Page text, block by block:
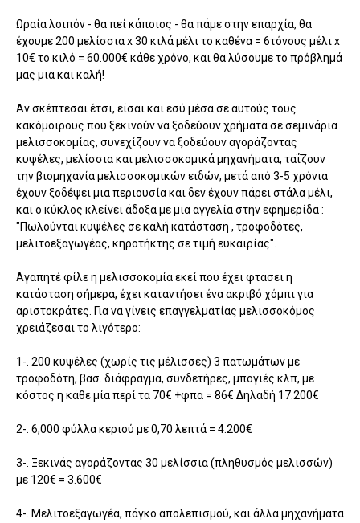
Ωραία λοιπόν - θα πεί κάποιος - θα πάμε στην επαρχία, θα
έχουμε 200 μελίσσια x 30 κιλά μέλι το καθένα = 6τόνους μέλι x
10€ το κιλό = 60.000€ κάθε χρόνο, και θα λύσουμε το πρόβλημά
μας μια και καλή!
Αν σκέπτεσαι έτσι, είσαι και εσύ μέσα σε αυτούς τους
κακόμοιρους που ξεκινούν να ξοδεύουν χρήματα σε σεμινάρια
μελισσοκομίας, συνεχίζουν να ξοδεύουν αγοράζοντας
κυψέλες, μελίσσια και μελισσοκομικά μηχανήματα, ταΐζουν
την βιομηχανία μελισσοκομικών ειδών, μετά από 3-5 χρόνια
έχουν ξοδέψει μια περιουσία και δεν έχουν πάρει στάλα μέλι,
και ο κύκλος κλείνει άδοξα με μια αγγελία στην εφημερίδα :
"Πωλούνται κυψέλες σε καλή κατάσταση , τροφοδότες,
μελιτοεξαγωγέας, κηροτήκτης σε τιμή ευκαιρίας".
Αγαπητέ φίλε η μελισσοκομία εκεί που έχει φτάσει η
κατάσταση σήμερα, έχει καταντήσει ένα ακριβό χόμπι για
αριστοκράτες. Για να γίνεις επαγγελματίας μελισσοκόμος
χρειάζεσαι το λιγότερο:
1-. 200 κυψέλες (χωρίς τις μέλισσες) 3 πατωμάτων με
τροφοδότη, βασ. διάφραγμα, συνδετήρες, μπογιές κλπ, με
κόστος η κάθε μία περί τα 70€ +φπα = 86€ Δηλαδή 17.200€
2-. 6,000 φύλλα κεριού με 0,70 λεπτά = 4.200€
3-. Ξεκινάς αγοράζοντας 30 μελίσσια (πληθυσμός μελισσών)
με 120€ = 3.600€
4-. Μελιτοεξαγωγέα, πάγκο απολεπισμού, και άλλα μηχανήματα